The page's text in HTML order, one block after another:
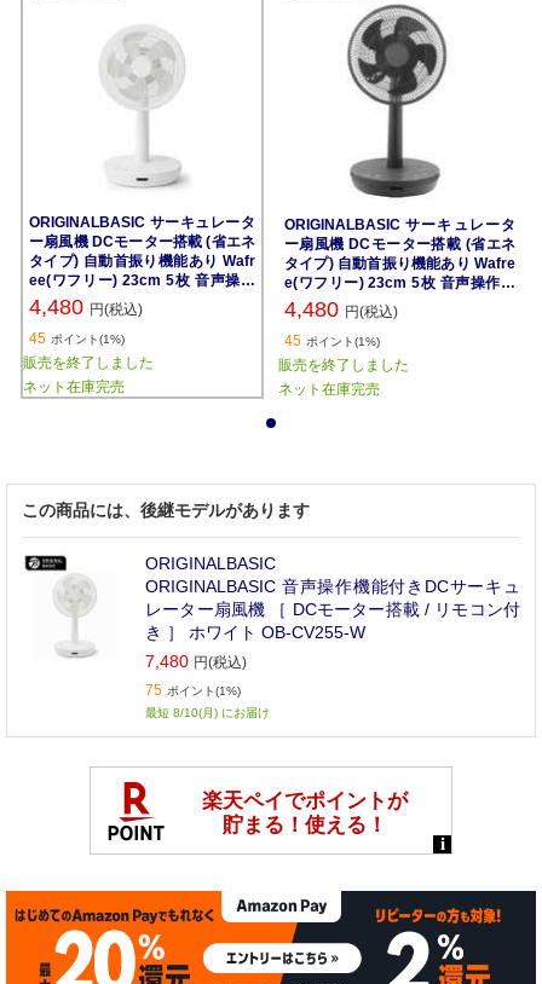
ORIGINALBASIC サーキュレータ
ー扇風機 DCモーター搭載 (省エネ
タイプ) 自動首振り機能あり Wafr
ee(ワフリー) 23cm 5枚 音声操作
機能・リモコン付き ホワイト OB-
CV251W
4,480 円(税込)
45 ポイント(1%)
販売を終了しました
ネット在庫完売
ORIGINALBASIC サーキュレータ
ー扇風機 DCモーター搭載 (省エネ
タイプ) 自動首振り機能あり Wafre
e(ワフリー) 23cm 5枚 音声操作機
能・リモコン付き グレー OB-CV25
1-H
4,480 円(税込)
45 ポイント(1%)
販売を終了しました
ネット在庫完売
この商品には、後継モデルがあります
ORIGINALBASIC
ORIGINALBASIC 音声操作機能付きDCサーキュ
レーター扇風機 ［ DCモーター搭載 / リモコン付
き ］ ホワイト OB-CV255-W
7,480 円(税込)
75 ポイント(1%)
最短 8/10(月) にお届け